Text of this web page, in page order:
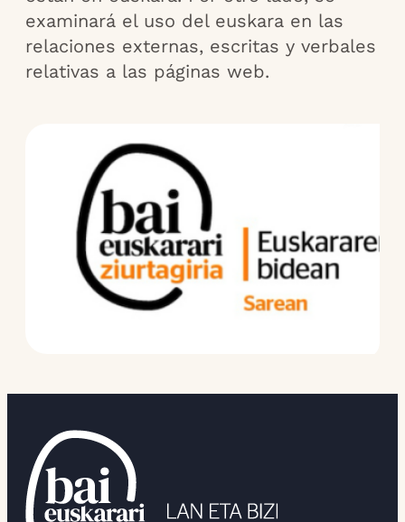
examinará el uso del euskara en las
relaciones externas, escritas y verbales
relativas a las páginas web.